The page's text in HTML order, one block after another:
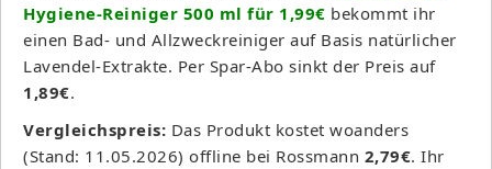
Hygiene-Reiniger 500 ml für 1,99€ bekommt ihr
einen Bad- und Allzweckreiniger auf Basis natürlicher
Lavendel-Extrakte. Per Spar-Abo sinkt der Preis auf
1,89€.
Vergleichspreis: Das Produkt kostet woanders
(Stand: 11.05.2026) offline bei Rossmann 2,79€. Ihr